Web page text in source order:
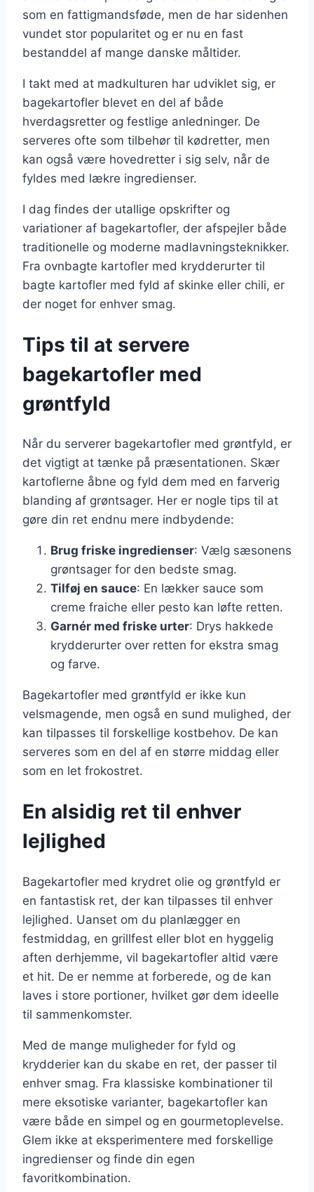
som en fattigmandsføde, men de har sidenhen
vundet stor popularitet og er nu en fast
bestanddel af mange danske måltider.
I takt med at madkulturen har udviklet sig, er
bagekartofler blevet en del af både
hverdagsretter og festlige anledninger. De
serveres ofte som tilbehør til kødretter, men
kan også være hovedretter i sig selv, når de
fyldes med lækre ingredienser.
I dag findes der utallige opskrifter og
variationer af bagekartofler, der afspejler både
traditionelle og moderne madlavningsteknikker.
Fra ovnbagte kartofler med krydderurter til
bagte kartofler med fyld af skinke eller chili, er
der noget for enhver smag.
Tips til at servere
bagekartofler med
grøntfyld
Når du serverer bagekartofler med grøntfyld, er
det vigtigt at tænke på præsentationen. Skær
kartoflerne åbne og fyld dem med en farverig
blanding af grøntsager. Her er nogle tips til at
gøre din ret endnu mere indbydende:
Brug friske ingredienser: Vælg sæsonens
grøntsager for den bedste smag.
Tilføj en sauce: En lækker sauce som
creme fraiche eller pesto kan løfte retten.
Garnér med friske urter: Drys hakkede
krydderurter over retten for ekstra smag
og farve.
Bagekartofler med grøntfyld er ikke kun
velsmagende, men også en sund mulighed, der
kan tilpasses til forskellige kostbehov. De kan
serveres som en del af en større middag eller
som en let frokostret.
En alsidig ret til enhver
lejlighed
Bagekartofler med krydret olie og grøntfyld er
en fantastisk ret, der kan tilpasses til enhver
lejlighed. Uanset om du planlægger en
festmiddag, en grillfest eller blot en hyggelig
aften derhjemme, vil bagekartofler altid være
et hit. De er nemme at forberede, og de kan
laves i store portioner, hvilket gør dem ideelle
til sammenkomster.
Med de mange muligheder for fyld og
krydderier kan du skabe en ret, der passer til
enhver smag. Fra klassiske kombinationer til
mere eksotiske varianter, bagekartofler kan
være både en simpel og en gourmetoplevelse.
Glem ikke at eksperimentere med forskellige
ingredienser og finde din egen
favoritkombination.